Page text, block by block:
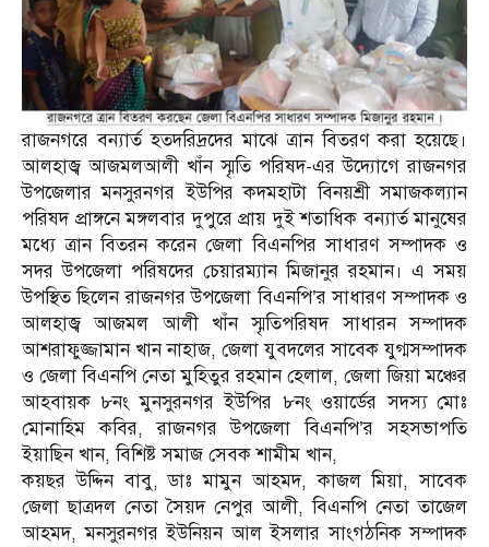
রাজনগরে বন্যার্ত হতদরিদ্রদের মাঝে ত্রান বিতরণ করা হয়েছে।
আলহাজ্ব আজমলআলী খাঁন স্মৃতি পরিষদ-এর উদ্যোগে রাজনগর
উপজেলার মনসুরনগর ইউপির কদমহাটা বিনয়শ্রী সমাজকল্যান
পরিষদ প্রাঙ্গনে মঙ্গলবার দুপুরে প্রায় দুই শতাধিক বন্যার্ত মানুষের
মধ্যে ত্রান বিতরন করেন জেলা বিএনপির সাধারণ সম্পাদক ও
সদর উপজেলা পরিষদের চেয়ারম্যান মিজানুর রহমান। এ সময়
উপস্থিত ছিলেন রাজনগর উপজেলা বিএনপি’র সাধারণ সম্পাদক ও
আলহাজ্ব আজমল আলী খাঁন স্মৃতিপরিষদ সাধারন সম্পাদক
আশরাফুজ্জামান খান নাহাজ, জেলা যুবদলের সাবেক যুগ্মসম্পাদক
ও জেলা বিএনপি নেতা মুহিতুর রহমান হেলাল, জেলা জিয়া মঞ্চের
আহবায়ক ৮নং মুনসুরনগর ইউপির ৮নং ওয়ার্ডের সদস্য মোঃ
মোনাহিম কবির, রাজনগর উপজেলা বিএনপি’র সহসভাপতি
ইয়াছিন খান, বিশিষ্ট সমাজ সেবক শামীম খান,
কয়ছর উদ্দিন বাবু, ডাঃ মামুন আহমদ, কাজল মিয়া, সাবেক
জেলা ছাত্রদল নেতা সৈয়দ নেপুর আলী, বিএনপি নেতা তাজেল
আহমদ, মনসুরনগর ইউনিয়ন আল ইসলার সাংগঠনিক সম্পাদক